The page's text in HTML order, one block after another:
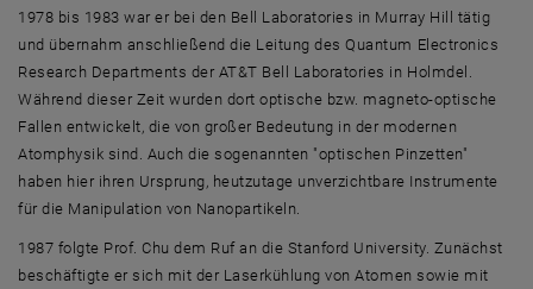
1978 bis 1983 war er bei den Bell Laboratories in Murray Hill tätig
und übernahm anschließend die Leitung des Quantum Electronics
Research Departments der AT&T Bell Laboratories in Holmdel.
Während dieser Zeit wurden dort optische bzw. magneto-optische
Fallen entwickelt, die von großer Bedeutung in der modernen
Atomphysik sind. Auch die sogenannten "optischen Pinzetten"
haben hier ihren Ursprung, heutzutage unverzichtbare Instrumente
für die Manipulation von Nanopartikeln.
1987 folgte Prof. Chu dem Ruf an die Stanford University. Zunächst
beschäftigte er sich mit der Laserkühlung von Atomen sowie mit